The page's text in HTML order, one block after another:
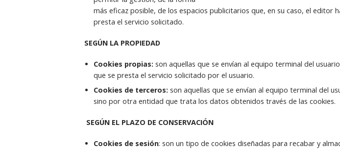
más eficaz posible, de los espacios publicitarios que, en su caso, el editor
presta el servicio solicitado.
SEGÚN LA PROPIEDAD
Cookies propias: son aquellas que se envían al equipo terminal del
que se presta el servicio solicitado por el usuario.
Cookies de terceros: son aquellas que se envían al equipo terminal del
sino por otra entidad que trata los datos obtenidos través de las cookies.
SEGÚN EL PLAZO DE CONSERVACIÓN
Cookies de sesión: son un tipo de cookies diseñadas para recabar y